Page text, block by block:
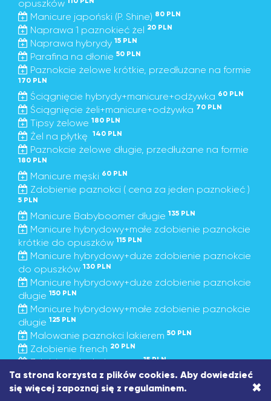
opuszków
Manicure japoński (P. Shine) 80 PLN
Naprawa 1 paznokieć żel 20 PLN
Naprawa hybrydy 15 PLN
Parafina na dłonie 50 PLN
Paznokcie żelowe krótkie, przedłużane na formie
170 PLN
Ściągnięcie hybrydy+manicure+odżywka 60 PLN
Ściągnięcie żeli+manicure+odżywka 70 PLN
Tipsy żelowe 180 PLN
Żel na płytkę 140 PLN
Paznokcie żelowe długie, przedłużane na formie
180 PLN
Manicure męski 60 PLN
Zdobienie paznokci ( cena za jeden paznokieć )
5 PLN
Manicure Babyboomer długie 135 PLN
Manicure hybrydowy+małe zdobienie paznokcie
krótkie do opuszków 115 PLN
Manicure hybrydowy+duże zdobienie paznokcie
do opuszków 130 PLN
Manicure hybrydowy+duże zdobienie paznokcie
długie 150 PLN
Manicure hybrydowy+małe zdobienie paznokcie
długie 125 PLN
Malowanie paznokci lakierem 50 PLN
Zdobienie french 20 PLN
Zdobienie babyboomer15 PLN
Uzupełnienie + hybryda 150 PLN
Paznokcie żelowe b.długie, przedłużane na
Ta strona korzysta z plików cookies. Aby dowiedzieć
się więcej zapoznaj się z regulaminem. ×